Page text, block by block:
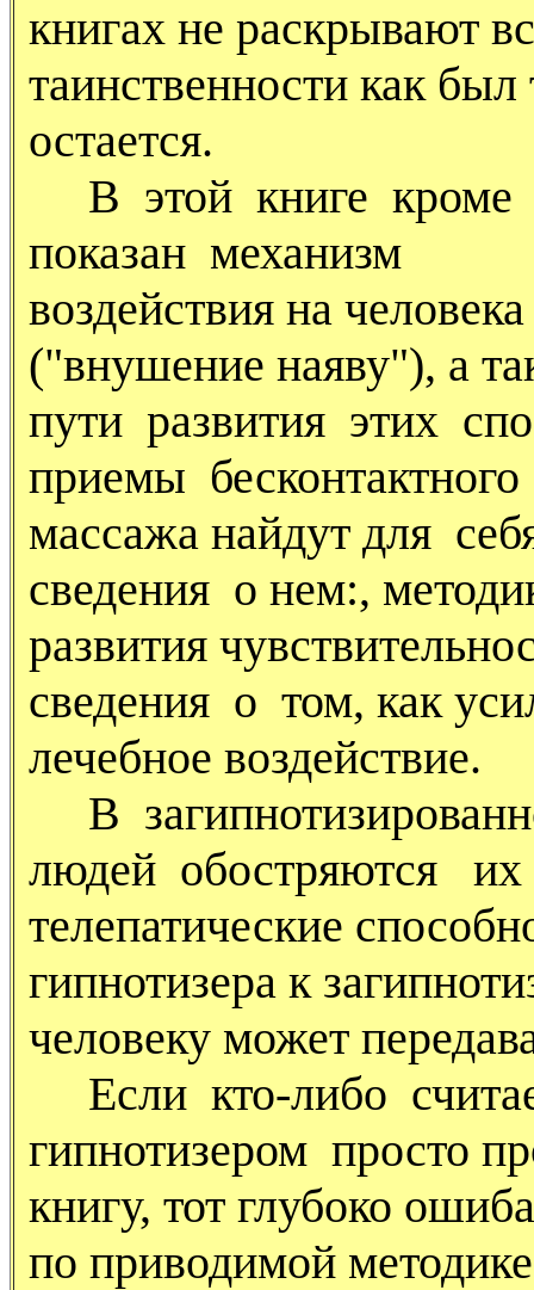
книгах не раскрывают
таинственности как был
остается.
В этой книге кроме
показан механизм
воздействия на
("внушение наяву"), а
пути развития этих
приемы бесконтактного
массажа найдут для
сведения о нем:,
развития
сведения о том, как
лечебное воздействие.
В
людей обостряются их
телепатические
гипнотизера к
человеку может
Если кто-либо
гипнотизером просто
книгу, тот глубоко
по приводимой